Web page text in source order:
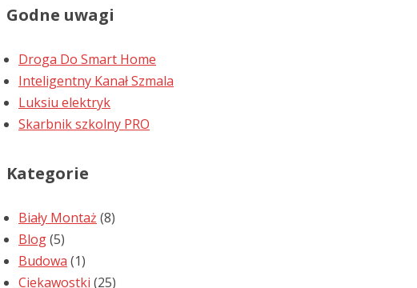
Godne uwagi
Droga Do Smart Home
Inteligentny Kanał Szmala
Luksiu elektryk
Skarbnik szkolny PRO
Kategorie
Biały Montaż (8)
Blog(5)
Budowa (1)
Ciekawostki (25)